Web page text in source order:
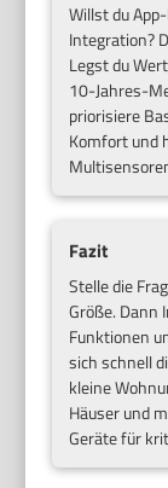
Willst du
Integration?
Legst du
10-Jahres-
priorisiere
Komfort und
Fazit
Stelle die
Größe. Dann
Funktionen
sich schnell
kleine
Häuser und
Geräte für